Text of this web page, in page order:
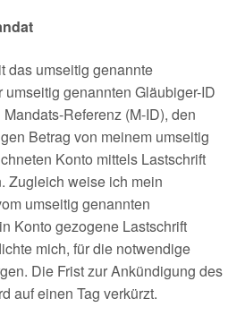
das umseitig genannte
umseitig genannten Gläubiger-ID
Referenz (M-ID), den
Betrag von meinem umseitig
Konto mittels Lastschrift
Zugleich weise ich mein
umseitig genannten
Konto gezogene Lastschrift
mich, für die notwendige
Die Frist zur Ankündigung des
auf einen Tag verkürzt.